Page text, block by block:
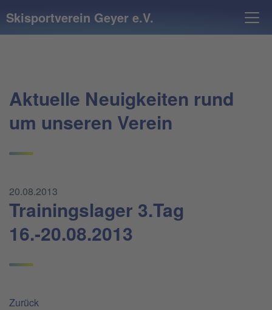
Skisportverein Geyer e.V.
Aktuelle Neuigkeiten rund
um unseren Verein
Trainingslager 3.Tag
16.-20.08.2013
20.08.2013
Zurück